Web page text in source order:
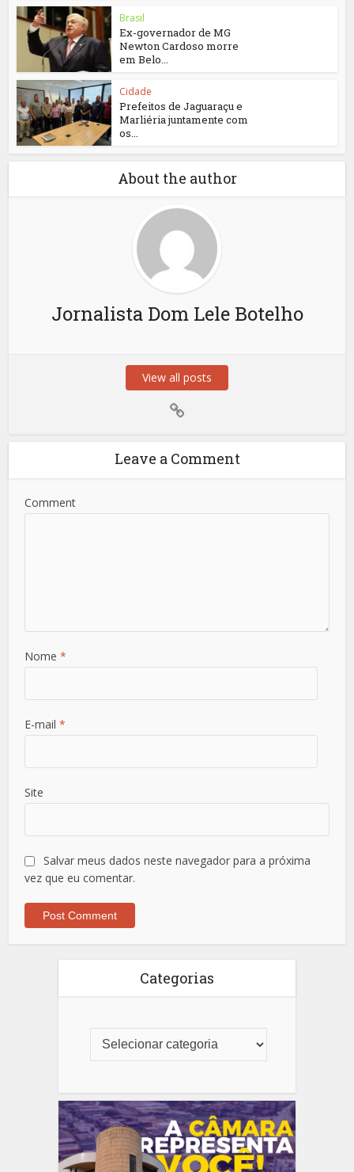
Brasil
Ex-governador de MG
Newton Cardoso morre
em Belo...
Cidade
Prefeitos de Jaguaraçu e
Marliéria juntamente com
os...
About the author
Jornalista Dom Lele Botelho
View all posts
Leave a Comment
Comment
Nome*
E-mail*
Site
Salvar meus dados neste navegador para a próxima
vez que eu comentar.
Categorias